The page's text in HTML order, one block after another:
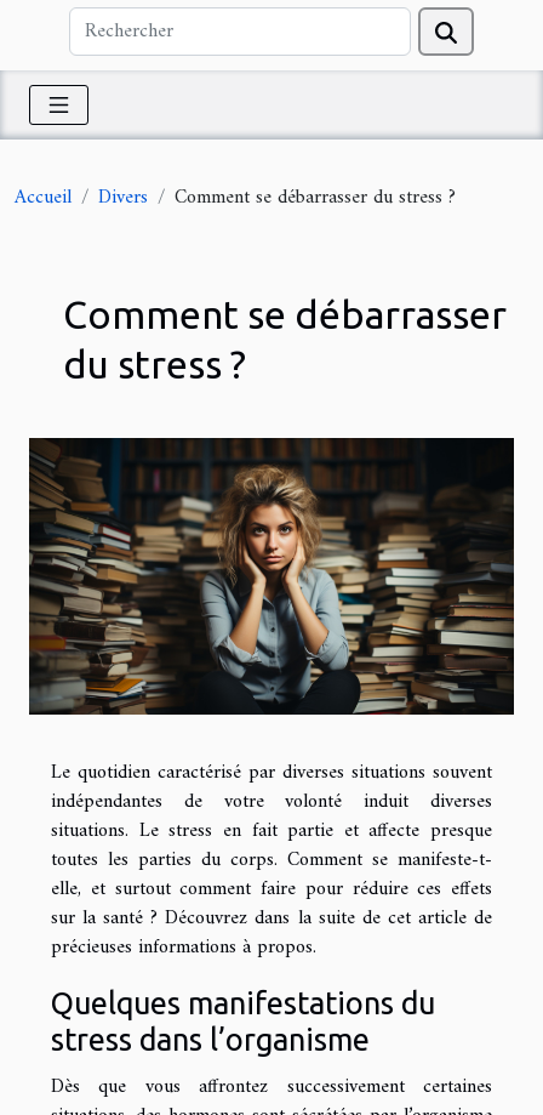
Accueil Divers Comment se débarrasser du stress ?
Comment se débarrasser
du stress ?
Le quotidien caractérisé par diverses situations souvent
indépendantes de votre volonté induit diverses
situations. Le stress en fait partie et affecte presque
toutes les parties du corps. Comment se manifeste-t-
elle, et surtout comment faire pour réduire ces effets
sur la santé ? Découvrez dans la suite de cet article de
précieuses informations à propos.
Quelques manifestations du
stress dans l’organisme
Dès que vous affrontez successivement certaines